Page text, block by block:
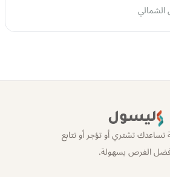
الشمالي
ليسول
تشتري أو تؤجر أو تتابع
الفرص بسهولة.